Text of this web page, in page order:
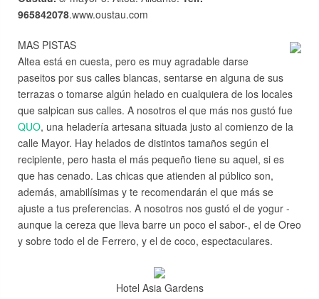
965842078.www.oustau.com
MAS PISTAS
Altea está en cuesta, pero es muy agradable darse
paseitos por sus calles blancas, sentarse en alguna de sus
terrazas o tomarse algún helado en cualquiera de los locales
que salpican sus calles. A nosotros el que más nos gustó fue
QUO, una heladería artesana situada justo al comienzo de la
calle Mayor. Hay helados de distintos tamaños según el
recipiente, pero hasta el más pequeño tiene su aquel, si es
que has cenado. Las chicas que atienden al público son,
además, amabilísimas y te recomendarán el que más se
ajuste a tus preferencias. A nosotros nos gustó el de yogur -
aunque la cereza que lleva barre un poco el sabor-, el de Oreo
y sobre todo el de Ferrero, y el de coco, espectaculares.
Hotel Asia Gardens